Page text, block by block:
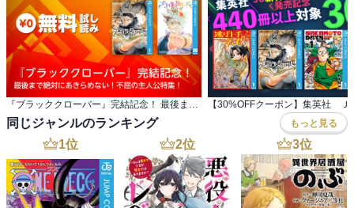
同じジャンルのランキング もっと見る
1位 2位 3位